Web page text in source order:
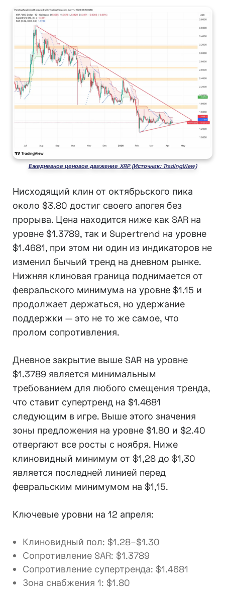
Ежедневное ценовое движение XRP (Источник: TradingView)
Нисходящий клин от октябрьского пика
около $3.80 достиг своего апогея без
прорыва. Цена находится ниже как SAR на
уровне $1.3789, так и Supertrend на уровне
$1.4681, при этом ни один из индикаторов не
изменил бычьий тренд на дневном рынке.
Нижняя клиновая граница поднимается от
февральского минимума на уровне $1.15 и
продолжает держаться, но удержание
поддержки — это не то же самое, что
пролом сопротивления.
Дневное закрытие выше SAR на уровне
$1.3789 является минимальным
требованием для любого смещения тренда,
что ставит супертренд на $1.4681
следующим в игре. Выше этого значения
зоны предложения на уровне $1.80 и $2.40
отвергают все росты с ноября. Ниже
клиновидный минимум от $1,28 до $1,30
является последней линией перед
февральским минимумом на $1,15.
Ключевые уровни на 12 апреля:
Клиновидный пол: $1.28–$1.30
Сопротивление SAR: $1.3789
Сопротивление супертренда: $1.4681
Зона снабжения 1: $1.80